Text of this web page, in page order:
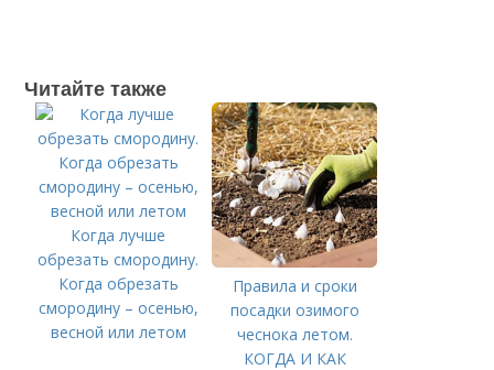
Читайте также
Когда лучше
обрезать смородину.
Когда обрезать
смородину – осенью,
весной или летом
Правила и сроки
посадки озимого
чеснока летом.
КОГДА И КАК